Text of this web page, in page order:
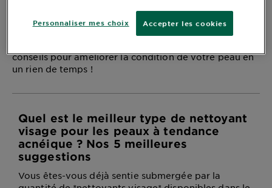
Garnier x
Notre
magazine
de *nettoyants visage* disponibles dans le commerce
? Si vous avez des doutes sur celui qui serait le mieux
conseils pour améliorer la condition de votre peau en
un rien de temps !
Quel est le meilleur type de nettoyant
visage pour les peaux à tendance
acnéique ? Nos 5 meilleures
suggestions
Vous êtes-vous déjà sentie submergée par la
Accepter les cookies
Personnaliser mes choix